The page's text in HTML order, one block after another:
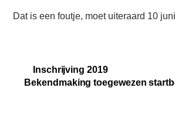
Dat is een foutje, moet uiteraard 10
Inschrijving 2019
Bekendmaking toegewezen